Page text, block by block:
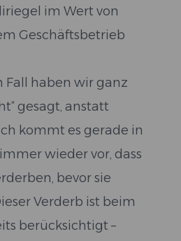
im Wert von
Geschäftsbetrieb
Fall haben wir ganz
gesagt, anstatt
kommt es gerade in
wieder vor, dass
bevor sie
Verderb ist beim
berücksichtigt –